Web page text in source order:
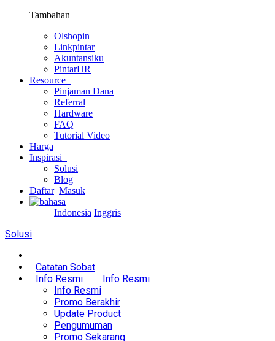
Tambahan
Olshopin
Linkpintar
Akuntansiku
PintarHR
Resource
Pinjaman Dana
Referral
Hardware
FAQ
Tutorial Video
Harga
Inspirasi
Solusi
Blog
Daftar Masuk
Indonesia Inggris
Solusi
Catatan Sobat
Info Resmi
Info Resmi
Info Resmi
Promo Berakhir
Update Product
Pengumuman
Promo Sekarang